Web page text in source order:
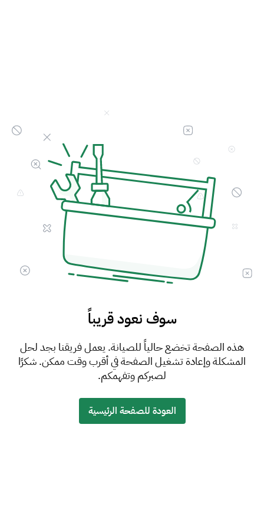
سوف نعود قريباً
هذه الصفحة تخضع حالياً للصيانة. يعمل فريقنا بجد لحل
المشكلة وإعادة تشغيل الصفحة في أقرب وقت ممكن. شكرًا
لصبركم وتفهمكم.
العودة للصفحة الرئيسية